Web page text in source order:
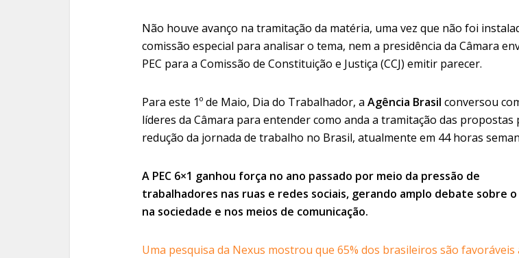
Não houve avanço na tramitação da matéria, uma vez que não foi
comissão especial para analisar o tema, nem a presidência da Câmara
PEC para a Comissão de Constituição e Justiça (CCJ) emitir parecer.
Para este 1º de Maio, Dia do Trabalhador, a Agência Brasil conversou
líderes da Câmara para entender como anda a tramitação das propostas
redução da jornada de trabalho no Brasil, atualmente em 44 horas
A PEC 6×1 ganhou força no ano passado por meio da pressão de
trabalhadores nas ruas e redes sociais, gerando amplo debate sobre
na sociedade e nos meios de comunicação.
Uma pesquisa da Nexus mostrou que 65% dos brasileiros são favoráveis